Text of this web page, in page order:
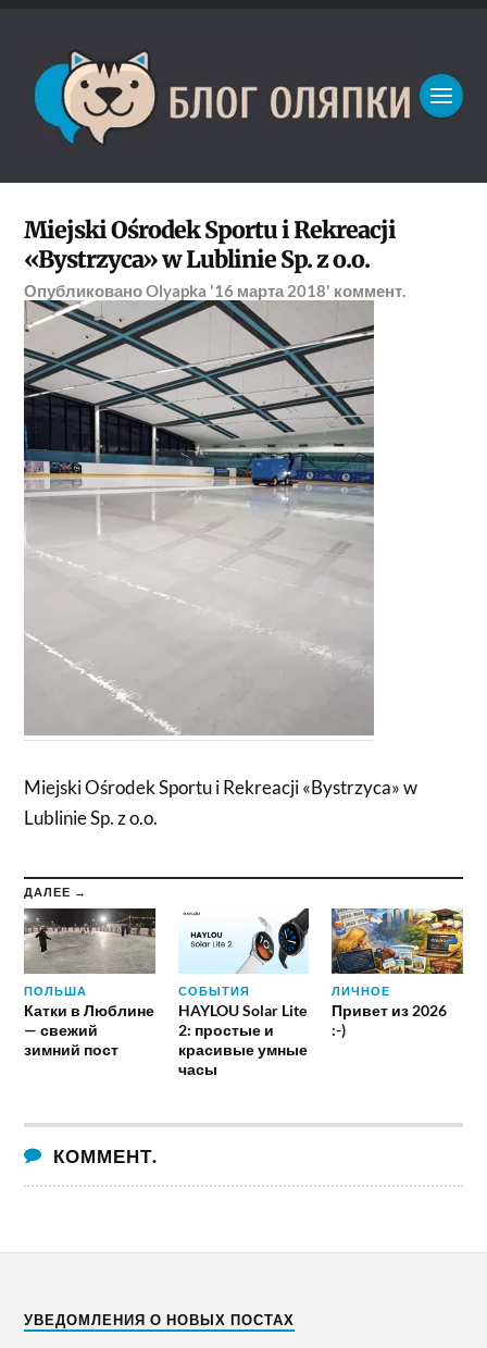
Miejski Ośrodek Sportu i Rekreacji
«Bystrzyca» w Lublinie Sp. z o.o.
ОпубликованоOlyapka '16 марта 2018' коммент.
Miejski Ośrodek Sportu i Rekreacji «Bystrzyca» w
Lublinie Sp. z o.o.
ДАЛЕЕ →
ПОЛЬША
Катки в Люблине
— свежий
зимний пост
СОБЫТИЯ
HAYLOU Solar Lite
2: простые и
красивые умные
часы
ЛИЧНОЕ
Привет из 2026
:-)
КОММЕНТ.
УВЕДОМЛЕНИЯ О НОВЫХ ПОСТАХ